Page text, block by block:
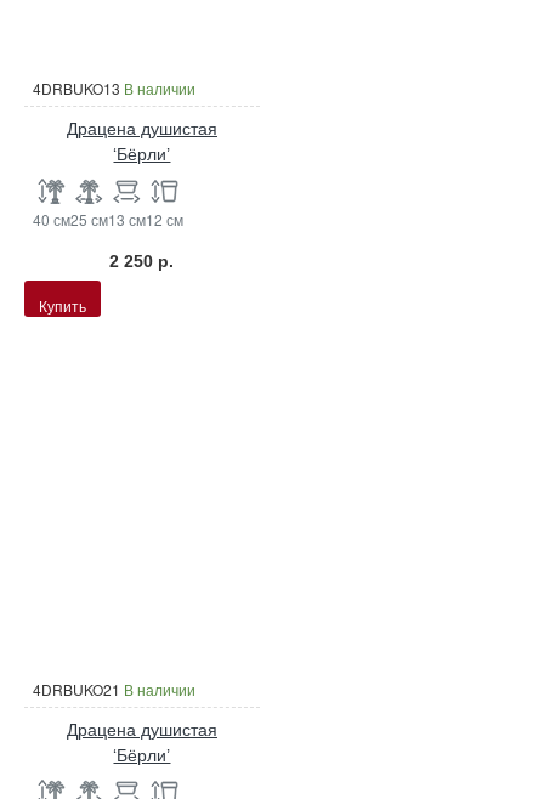
4DRBUKO13 В наличии
Драцена душистая
‘Бёрли’
40 см25 см13 см12 см
2 250 р.
Купить
4DRBUKO21 В наличии
Драцена душистая
‘Бёрли’